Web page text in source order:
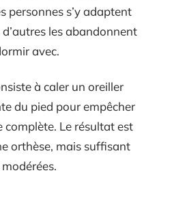
personnes s’y adaptent
les abandonnent
avec.
à caler un oreiller
du pied pour empêcher
Le résultat est
orthèse, mais suffisant